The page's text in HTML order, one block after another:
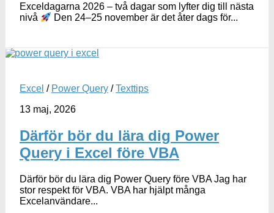
Exceldagarna 2026 – två dagar som lyfter dig till nästa
nivå
Den 24–25 november är det åter dags för...
Excel / Power Query /Texttips
13 maj, 2026
Därför bör du lära dig Power
Query i Excel före VBA
Därför bör du lära dig Power Query före VBA Jag har
stor respekt för VBA. VBA har hjälpt många
Excelanvändare...